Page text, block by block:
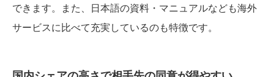
できます。また、日本語の資料・マニュアルなども海外
サービスに比べて充実しているのも特徴です。